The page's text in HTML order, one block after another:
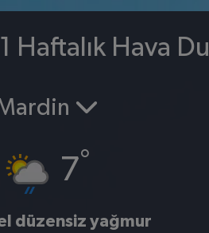
Haftalık Hava
7°
düzensiz yağmur